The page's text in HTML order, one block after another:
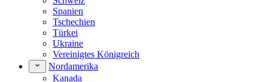
Spanien
Tschechien
Türkei
Ukraine
Vereinigtes Königreich
Nordamerika
Kanada